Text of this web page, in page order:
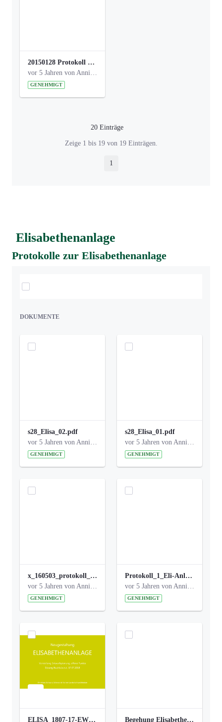
20150128 Protokoll Bismarckplatz_Jugend_01.pdf
vor 5 Jahren von Anni Schlumberger
GENEHMIGT
20 Einträge
Pro Seite
Zeige 1 bis 19 von 19 Einträgen.
Seite
1
Elisabethenanlage
Protokolle zur Elisabethenanlage
DOKUMENTE
s28_Elisa_02.pdf
vor 5 Jahren von Anni Schlumberger
GENEHMIGT
s28_Elisa_01.pdf
vor 5 Jahren von Anni Schlumberger
GENEHMIGT
x_160503_protokoll_infoabend.pdf
vor 5 Jahren von Anni Schlumberger
GENEHMIGT
Protokoll_1_Eli-Anlage_final.pdf
vor 5 Jahren von Anni Schlumberger
GENEHMIGT
ELISA_1807-17-EW_BEZIRK-kl_compressed.pdf Begehung Elisabethenanlage 1.8.17_Protokoll .pdf